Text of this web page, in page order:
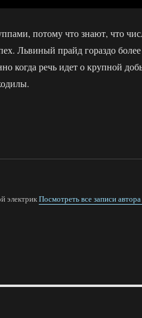
потому что знают, что
Львиный прайд гораздо
когда речь идет о крупной
электрикПосмотреть все записи